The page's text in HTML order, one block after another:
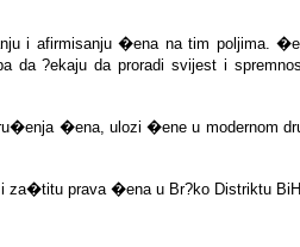
i afirmisanju �ena na tim poljima.
?ekaju da proradi svijest i
�ena, ulozi �ene u modernom
za�titu prava �ena u Br?ko Distriktu BiH.